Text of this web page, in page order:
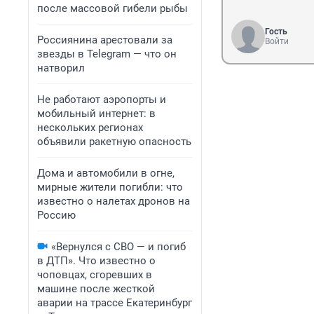
после массовой гибели рыбы
Россиянина арестовали за
звезды в Telegram — что он
натворил
Не работают аэропорты и
мобильный интернет: в
нескольких регионах
объявили ракетную опасность
Дома и автомобили в огне,
мирные жители погибли: что
известно о налетах дронов на
Россию
«Вернулся с СВО — и погиб
в ДТП». Что известно о
чоповцах, сгоревших в
машине после жесткой
аварии на трассе Екатеринбург
Гость
Войти